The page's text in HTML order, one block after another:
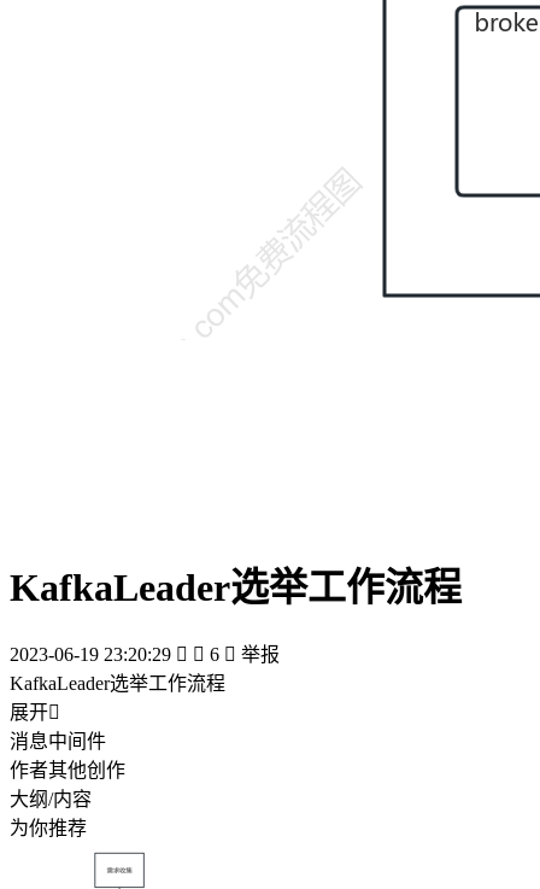
KafkaLeader选举工作流程
2023-06-19 23:20:29   6  举报
KafkaLeader选举工作流程
展开
消息中间件
作者其他创作
大纲/内容
为你推荐